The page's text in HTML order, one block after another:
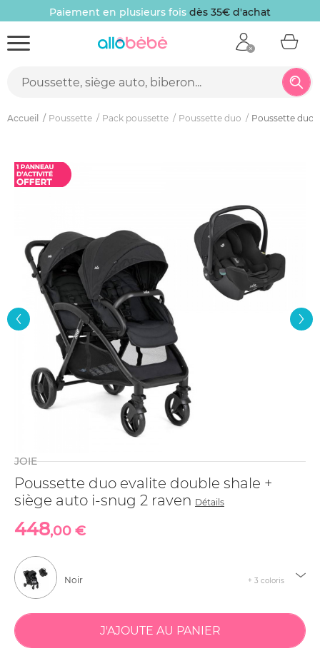
Paiement en plusieurs fois dès 35€ d'achat
Accueil Poussette Pack poussette Poussette duo Poussette duo
New
JOIE
Poussette duo evalite double shale +
siège auto i-snug 2 raven Détails
448,00 €
Noir + 3 coloris